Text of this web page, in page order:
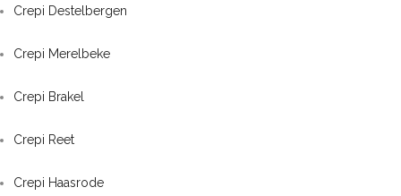
Crepi Destelbergen
Crepi Merelbeke
Crepi Brakel
Crepi Reet
Crepi Haasrode